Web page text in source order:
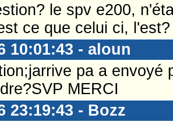
le spv e200,
ce que celui ci, l'est?
10:01:43 - aloun
pa a envoyé
MERCI
23:19:43 - Bozz